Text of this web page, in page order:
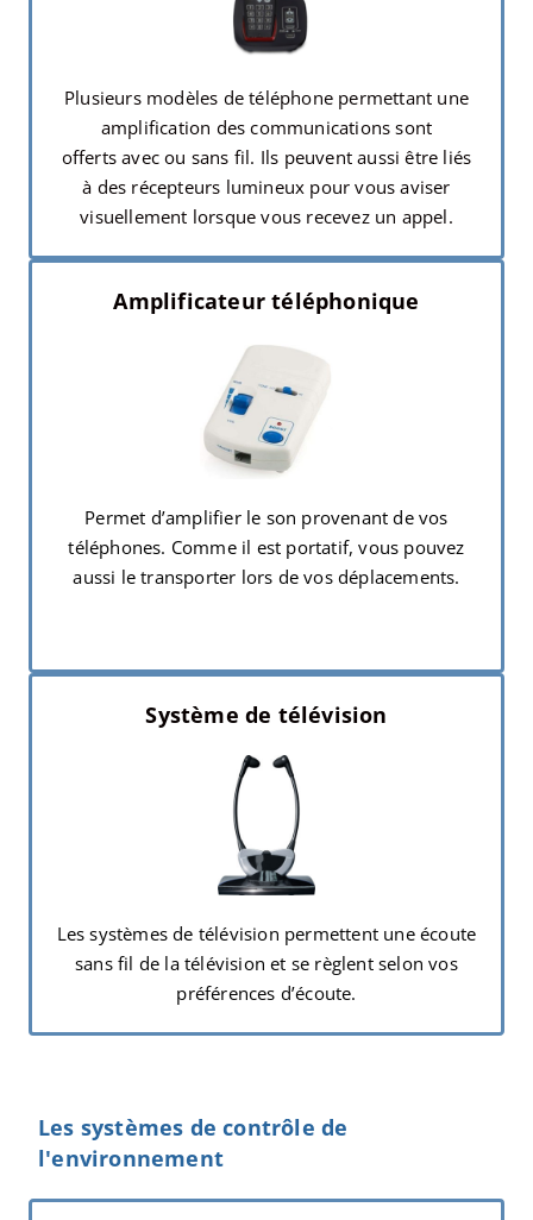
Plusieurs modèles de téléphone permettant une
amplification des communications sont
offerts avec ou sans fil. Ils peuvent aussi être liés
à des récepteurs lumineux pour vous aviser
visuellement lorsque vous recevez un appel.
Amplificateur téléphonique
Permet d’amplifier le son provenant de vos
téléphones. Comme il est portatif, vous pouvez
aussi le transporter lors de vos déplacements.
Système de télévision
Les systèmes de télévision permettent une écoute
sans fil de la télévision et se règlent selon vos
préférences d’écoute.
Les systèmes de contrôle de
l'environnement